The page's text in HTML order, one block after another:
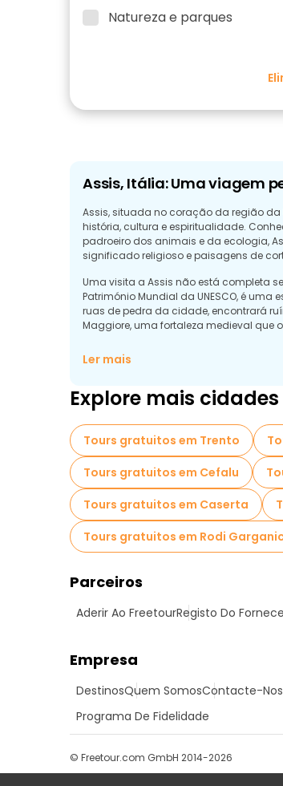
Natureza e parques
Assis, Itália: Uma viagem
Assis, situada no coração da região
história, cultura e espiritualidade.
padroeiro dos animais e da ecologia,
significado religioso e paisagens de
Uma visita a Assis não está completa
Património Mundial da UNESCO, é
ruas de pedra da cidade, encontrará
Maggiore, uma fortaleza medieval que
Para aqueles que preferem uma
informações detalhadas sobre a rica
explorar igrejas antigas ou apreciar a
Ler mais
Explore mais
Tours gratuitos em Trento
Tours gratuitos em Cefalu
Tours gratuitos em Caserta
Tours gratuitos em Rodi
Parceiros
Aderir Ao FreetourRegisto Do
Empresa
DestinosQuem SomosContacte-Nos
Programa De Fidelidade
© Freetour.com GmbH 2014-2026